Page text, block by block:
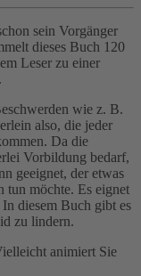
sein Vorgänger
dieses Buch 120
Leser zu einer
wie z. B.
also, die jeder
Da die
Vorbildung bedarf,
geeignet, der etwas
tun möchte. Es eignet
diesem Buch gibt es
zu lindern.
animiert Sie